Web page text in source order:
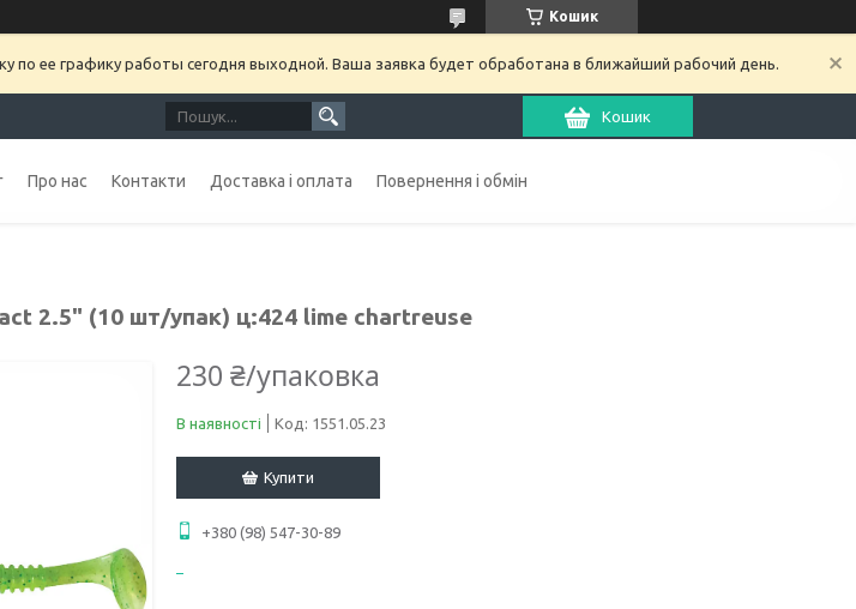
Кошик
по ее графику работы сегодня выходной. Ваша заявка будет обработана в ближайший рабочий день.
Кошик
Про нас Контакти Доставка і оплата Повернення і обмін
2.5" (10 шт/упак) ц:424 lime chartreuse
230 ₴/упаковка
В наявності Код: 1551.05.23
Купити
+380 (98) 547-30-89